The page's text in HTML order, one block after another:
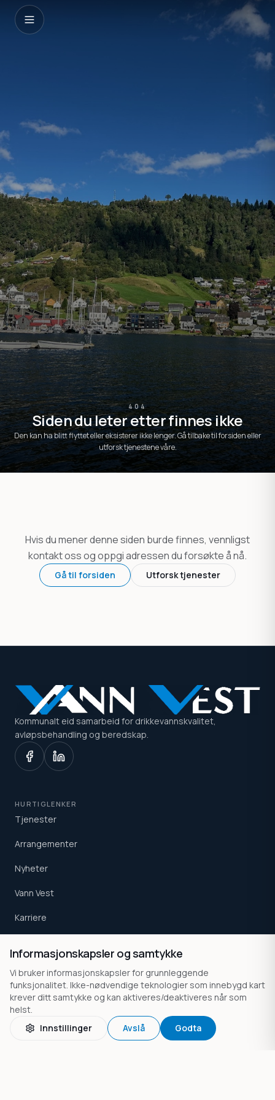
404
Siden du leter etter finnes ikke
Den kan ha blitt flyttet eller eksisterer ikke lenger. Gå tilbake til forsiden eller
utforsk tjenestene våre.
Hvis du mener denne siden burde finnes, vennligst
kontakt oss og oppgi adressen du forsøkte å nå.
Gå til forsiden Utforsk tjenester
Kommunalt eid samarbeid for drikkevannskvalitet,
avløpsbehandling og beredskap.
HURTIGLENKER
Tjenester
Arrangementer
Nyheter
Vann Vest
Karriere
TJENESTER
Akkreditert prøvetaking
Miljø
Informasjonskapsler og samtykke
Vi bruker informasjonskapsler for grunnleggende
funksjonalitet. Ikke-nødvendige teknologier som innebygd kart
krever ditt samtykke og kan aktiveres/deaktiveres når som
helst.
Innstillinger
Avslå Godta